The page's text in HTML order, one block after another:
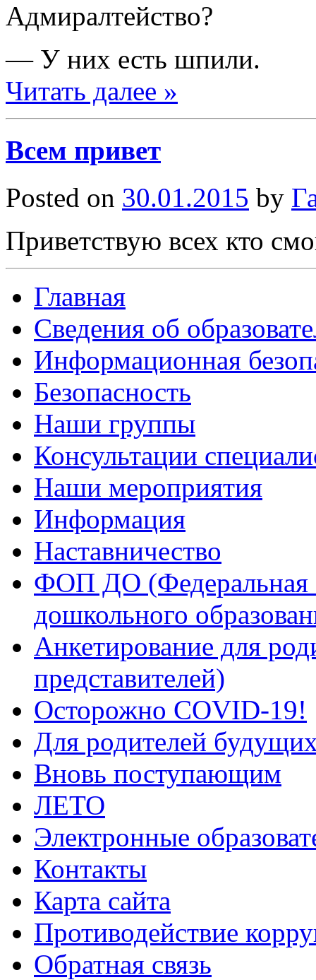
Адмиралтейство?
— У них есть шпили.
Читать далее »
Всем привет
Posted on 30.01.2015 by
Приветствую всех кто
Главная
Сведения об
Информационная
Безопасность
Наши группы
Консультации
Наши мероприятия
Информация
Наставничество
ФОП ДО (Федеральная
дошкольного
Анкетирование для
представителей)
Осторожно COVID-19!
Для родителей
Вновь поступающим
ЛЕТО
Электронные
Контакты
Карта сайта
Противодействие
Обратная связь